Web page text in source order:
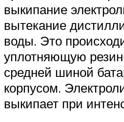
выкипание
вытекание
воды. Это
уплотняющую
средней шиной
корпусом.
выкипает при